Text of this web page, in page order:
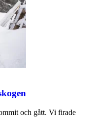
och gått. Vi firade